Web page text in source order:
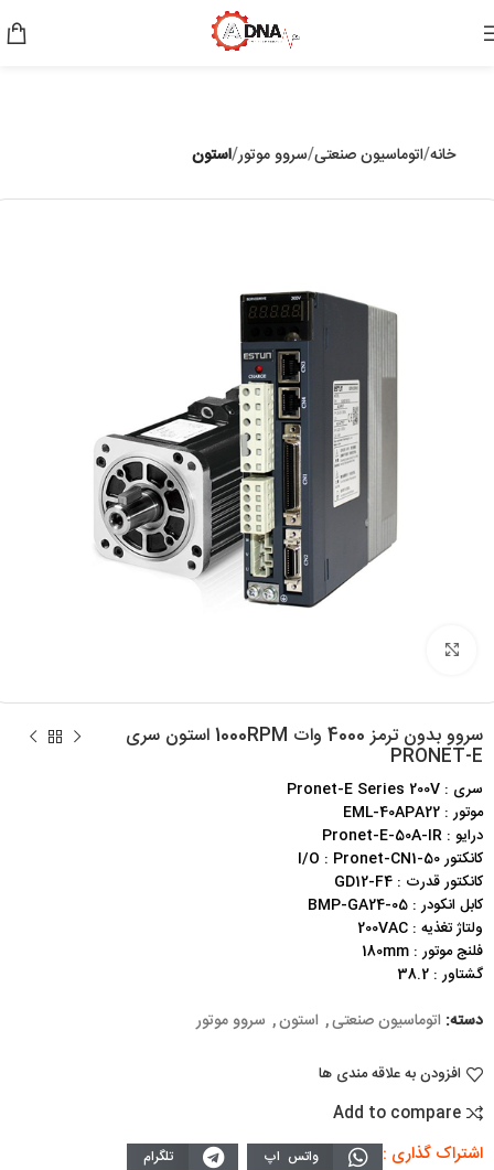
خانه اتوماسیون صنعتی سروو موتور استون
سروو بدون ترمز 4000 وات 1000RPM استون سری
PRONET-E
سری : Pronet-E Series 200V
موتور : EML-40APA22
درایو : Pronet-E-50A-IR
کانکتور I/O : Pronet-CN1-50
کانکتور قدرت : GD12-F4
کابل انکودر : BMP-GA24-05
ولتاژ تغذیه : 200VAC
فلنج موتور : 180mm
گشتاور : 38.2
دسته: اتوماسیون صنعتی, استون, سروو موتور
افزودن به علاقه مندی ها
Add to compare
اشتراک گذاری : واتس اپ تلگرام